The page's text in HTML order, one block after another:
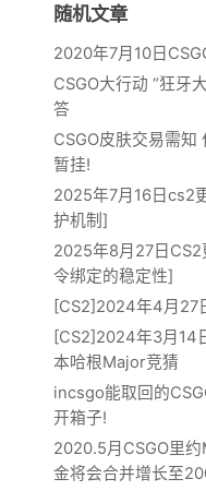
随机文章
2020年7月10日
CSGO大行动 “狂牙
答
CSGO皮肤交易需知
暂挂!
2025年7月16日cs2
护机制]
2025年8月27日
令绑定的稳定性]
[CS2]2024年4月27
[CS2]2024年3月14
本哈根Major竞猜
incsgo能取回的
开箱子!
2020.5月CSGO里
金将会合并增长至